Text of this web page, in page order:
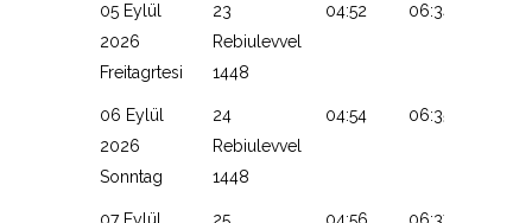
05 Eylül
2026
Freitagrtesi
23
Rebiulevvel
1448
04:52 06:34
06 Eylül
2026
Sonntag
24
Rebiulevvel
1448
04:54 06:35